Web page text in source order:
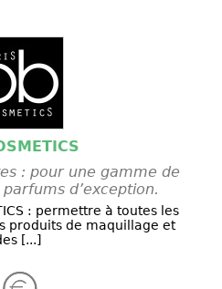
: pour une gamme de
d’exception.
: permettre à toutes les
produits de maquillage et
[...]